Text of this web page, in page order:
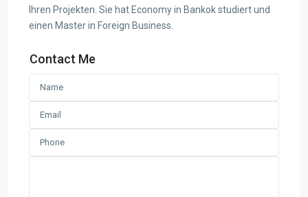
Ihren Projekten. Sie hat Economy in Bankok studiert und
einen Master in Foreign Business.
Contact Me